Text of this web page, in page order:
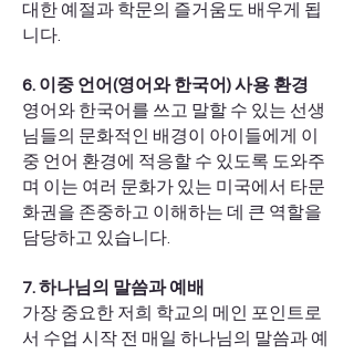
대한 예절과 학문의 즐거움도 배우게 됩
니다.
6. 이중 언어(영어와 한국어) 사용 환경
영어와 한국어를 쓰고 말할 수 있는 선생
님들의 문화적인 배경이 아이들에게 이
중 언어 환경에 적응할 수 있도록 도와주
며 이는 여러 문화가 있는 미국에서 타문
화권을 존중하고 이해하는 데 큰 역할을
담당하고 있습니다.
7. 하나님의 말씀과 예배
가장 중요한 저희 학교의 메인 포인트로
서 수업 시작 전 매일 하나님의 말씀과 예